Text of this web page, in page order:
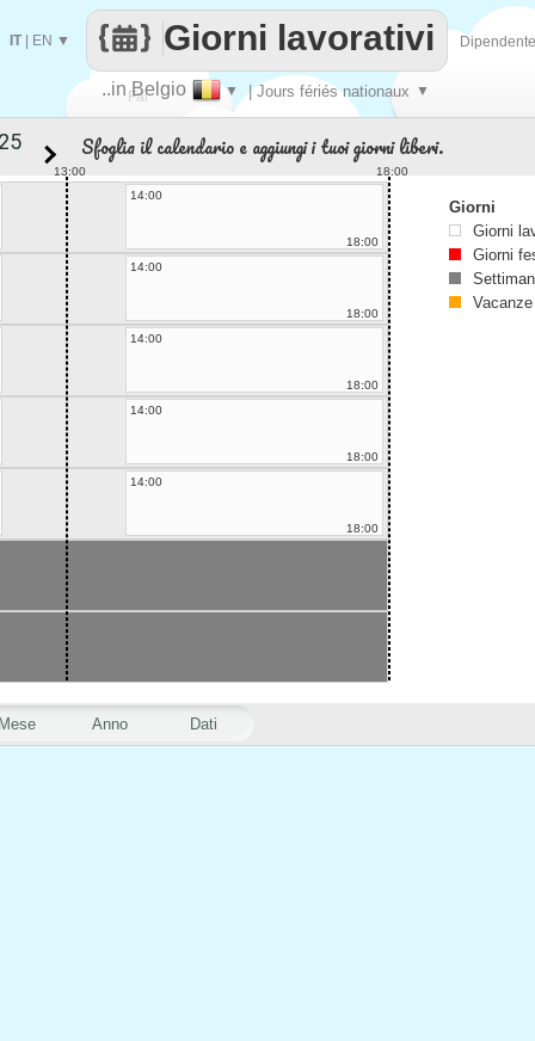
Fai
..in Belgio ▼ | Jours fériés nationaux ▼
Giorni lavorativi
IT| EN ▼
Anno Dati
Sfoglia il calendario e aggiungi i tuoi giorni liberi.
13:00
18:00
14:00
18:00
14:00
18:00
14:00
18:00
14:00
18:00
14:00
18:00
Giorni
Giorni
Giorni
Vacanze